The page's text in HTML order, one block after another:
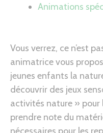
Animations
Vous verrez, ce n’est
animatrice vous
jeunes enfants la
découvrir des jeux
activités nature » pour
prendre note du
nécessaires pour les